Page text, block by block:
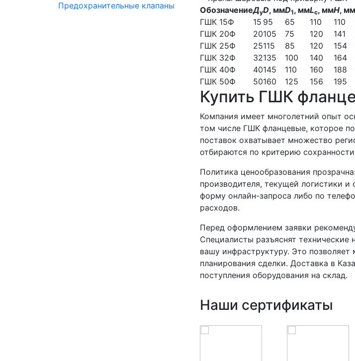
Предохранительные клапаны
ОбозначениеДуD, ммD1, ммLc, ммH, мм
ГШК 15Ф
15 95 65 110 110
ГШК 20Ф
20105 75 120 141
ГШК 25Ф
25115 85 120 154
ГШК 32Ф
32135 100 140 164
ГШК 40Ф
40145 110 160 188
ГШК 50Ф
50160 125 156 195
Купить ГШК
Компания имеет многолетний опыт
том числе ГШК фланцевые, которое
поставок охватывает множество
отбираются по критерию
Политика ценообразования
производителя, текущей логистики
форму онлайн-запроса либо по
расходов.
Перед оформлением заявки
Специалисты разъяснят
вашу инфраструктуру. Это
планирования сделки. Доставка в
поступления оборудования на склад.
Наши сертификаты